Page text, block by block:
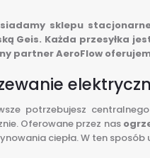
sklepu
Geis. Każda przesyłka
partner AeroFlow
potrzebujesz
Oferowane przez nas
ciepła. W ten